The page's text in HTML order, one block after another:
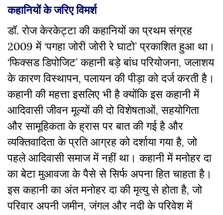
कहानियों के जरिए विमर्श
डॉ. रोज केरकेट्टा की कहानियों का प्रथम संग्रह
2009 में ‘पगहा जोरी जोरी रे घाटो’ प्रकाशित हुआ था।
‘फिक्सड डिपोजिट’ कहानी बड़े बांध परियोजना, जलाशय
के कारण विस्थापन, पलायन की पीड़ा को दर्ज करती है।
कहानी की महत्ता इसलिए भी है क्योंकि इस कहानी में
आदिवासी जीवन मूल्यों की दो विशेषताओं, सहयोगिता
और सामूहिकता के ह्रास पर बात की गई है और
व्यक्तिवादिता के प्रति आग्रह को दर्शाया गया है, जो
पहले आदिवासी समाज में नहीं था। कहानी में मनोहर दा
का बेटा मुआवजा के पैसे से सिर्फ अपना हित चाहता है।
इस कहानी का अंत मनोहर दा की मृत्यु से होता है, जो
परिवार अपनी जमीन, जंगल और नदी के परिवेश में